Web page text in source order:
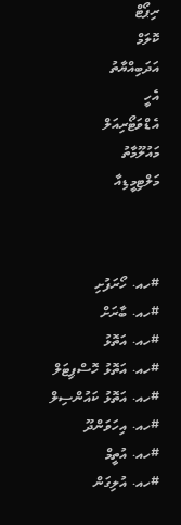
ރިޕޯޓް
ކޮލަމް
އަދަބިއްޔާތު
އެހީ
އެޑްވަޓޯރިއަލް
މައުލޫމާތު
މަލްޓިމީޑިއާ
#ހއ. ހޯރަފުށި
#ހއ. ބާރަށް
#ހއ. އަތޮޅު
#ހއ. އަތޮޅު ހޮސްޕިޓަލް
#ހއ. އަތޮޅު ކައުންސިލް
#ހއ. އިހަވަންދޫ
#ހއ. އުތީމް
#ހއ. އުލިގަން